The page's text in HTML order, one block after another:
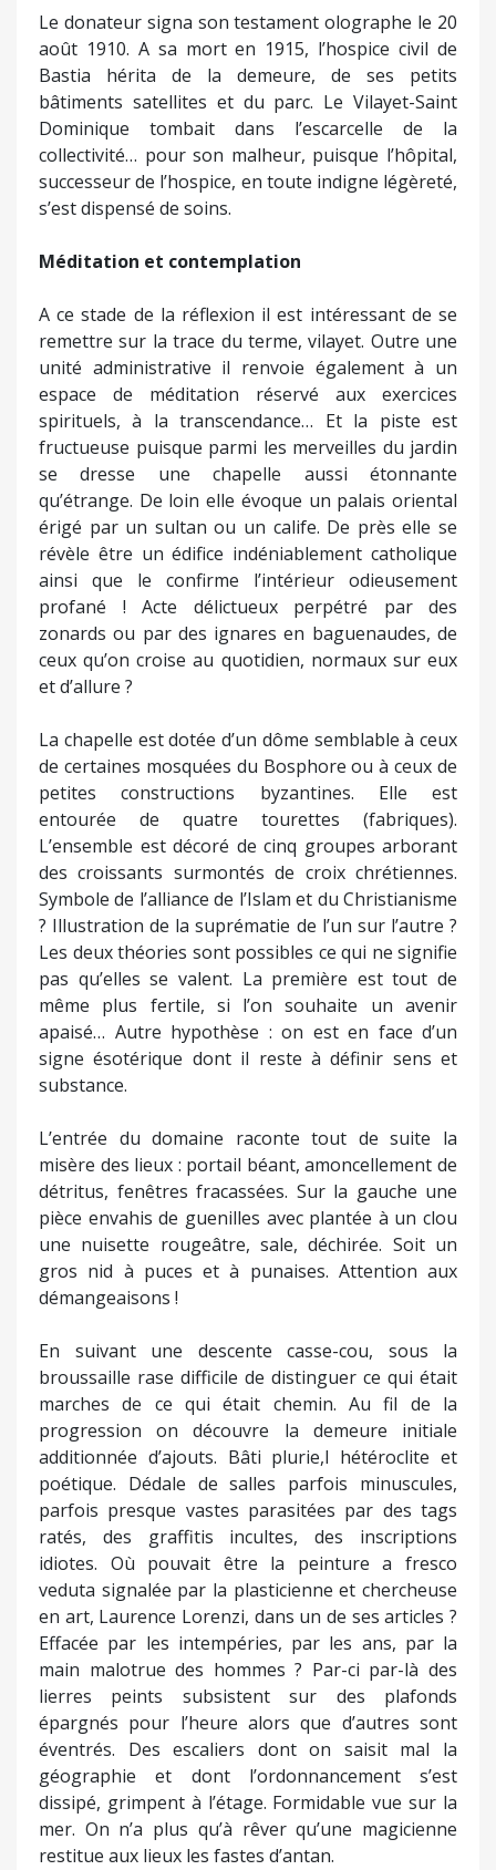
Le donateur signa son testament olographe le 20
août 1910. A sa mort en 1915, l’hospice civil de
Bastia hérita de la demeure, de ses petits
bâtiments satellites et du parc. Le Vilayet-Saint
Dominique tombait dans l’escarcelle de la
collectivité… pour son malheur, puisque l’hôpital,
successeur de l’hospice, en toute indigne légèreté,
s’est dispensé de soins.
Méditation et contemplation
A ce stade de la réflexion il est intéressant de se
remettre sur la trace du terme, vilayet. Outre une
unité administrative il renvoie également à un
espace de méditation réservé aux exercices
spirituels, à la transcendance… Et la piste est
fructueuse puisque parmi les merveilles du jardin
se dresse une chapelle aussi étonnante
qu’étrange. De loin elle évoque un palais oriental
érigé par un sultan ou un calife. De près elle se
révèle être un édifice indéniablement catholique
ainsi que le confirme l’intérieur odieusement
profané ! Acte délictueux perpétré par des
zonards ou par des ignares en baguenaudes, de
ceux qu’on croise au quotidien, normaux sur eux
et d’allure ?
La chapelle est dotée d’un dôme semblable à ceux
de certaines mosquées du Bosphore ou à ceux de
petites constructions byzantines. Elle est
entourée de quatre tourettes (fabriques).
L’ensemble est décoré de cinq groupes arborant
des croissants surmontés de croix chrétiennes.
Symbole de l’alliance de l’Islam et du Christianisme
? Illustration de la suprématie de l’un sur l’autre ?
Les deux théories sont possibles ce qui ne signifie
pas qu’elles se valent. La première est tout de
même plus fertile, si l’on souhaite un avenir
apaisé… Autre hypothèse : on est en face d’un
signe ésotérique dont il reste à définir sens et
substance.
L’entrée du domaine raconte tout de suite la
misère des lieux : portail béant, amoncellement de
détritus, fenêtres fracassées. Sur la gauche une
pièce envahis de guenilles avec plantée à un clou
une nuisette rougeâtre, sale, déchirée. Soit un
gros nid à puces et à punaises. Attention aux
démangeaisons !
En suivant une descente casse-cou, sous la
broussaille rase difficile de distinguer ce qui était
marches de ce qui était chemin. Au fil de la
progression on découvre la demeure initiale
additionnée d’ajouts. Bâti plurie,l hétéroclite et
poétique. Dédale de salles parfois minuscules,
parfois presque vastes parasitées par des tags
ratés, des graffitis incultes, des inscriptions
idiotes. Où pouvait être la peinture a fresco
veduta signalée par la plasticienne et chercheuse
en art, Laurence Lorenzi, dans un de ses articles ?
Effacée par les intempéries, par les ans, par la
main malotrue des hommes ? Par-ci par-là des
lierres peints subsistent sur des plafonds
épargnés pour l’heure alors que d’autres sont
éventrés. Des escaliers dont on saisit mal la
géographie et dont l’ordonnancement s’est
dissipé, grimpent à l’étage. Formidable vue sur la
mer. On n’a plus qu’à rêver qu’une magicienne
restitue aux lieux les fastes d’antan.